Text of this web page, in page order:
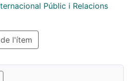
we examined whether
an indicator of
level. An empirical
in order to analyse
GDP per capita as well as in
Index.
series information are used.
Públic i Relacions
l'ítem